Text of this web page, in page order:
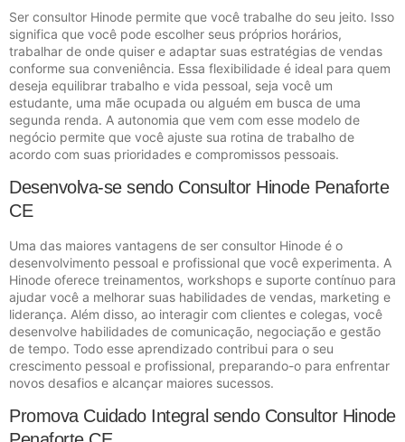
Ser consultor Hinode permite que você trabalhe do seu jeito. Isso
significa que você pode escolher seus próprios horários,
trabalhar de onde quiser e adaptar suas estratégias de vendas
conforme sua conveniência. Essa flexibilidade é ideal para quem
deseja equilibrar trabalho e vida pessoal, seja você um
estudante, uma mãe ocupada ou alguém em busca de uma
segunda renda. A autonomia que vem com esse modelo de
negócio permite que você ajuste sua rotina de trabalho de
acordo com suas prioridades e compromissos pessoais.
Desenvolva-se sendo Consultor Hinode Penaforte
CE
Uma das maiores vantagens de ser consultor Hinode é o
desenvolvimento pessoal e profissional que você experimenta. A
Hinode oferece treinamentos, workshops e suporte contínuo para
ajudar você a melhorar suas habilidades de vendas, marketing e
liderança. Além disso, ao interagir com clientes e colegas, você
desenvolve habilidades de comunicação, negociação e gestão
de tempo. Todo esse aprendizado contribui para o seu
crescimento pessoal e profissional, preparando-o para enfrentar
novos desafios e alcançar maiores sucessos.
Promova Cuidado Integral sendo Consultor Hinode